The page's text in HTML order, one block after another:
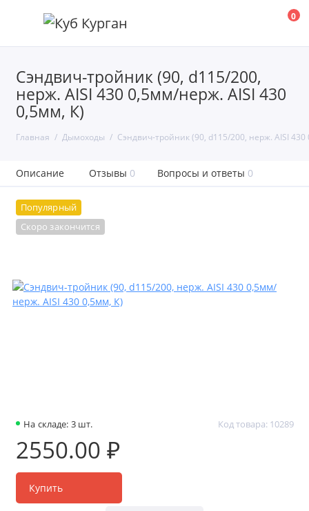
0
Сэндвич-тройник (90, d115/200,
нерж. AISI 430 0,5мм/нерж. AISI 430
0,5мм, К)
Главная Дымоходы Сэндвич-тройник (90, d115/200, нерж. AISI
Описание Отзывы 0 Вопросы и ответы 0
Популярный
Скоро закончится
На складе: 3 шт. Код товара: 10289
2550.00 ₽
Купить